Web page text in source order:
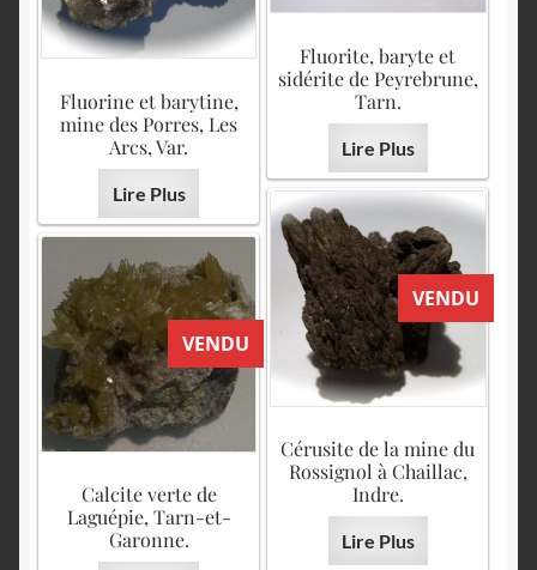
Fluorite, baryte et
sidérite de Peyrebrune,
Tarn.
Lire Plus
Fluorine et barytine,
mine des Porres, Les
Arcs, Var.
Lire Plus
VENDU
Cérusite de la mine du
Rossignol à Chaillac,
Indre.
Lire Plus
VENDU
Calcite verte de
Laguépie, Tarn-et-
Garonne.